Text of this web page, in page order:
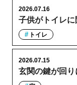
子供がトイレ
2026.07.16
トイレ
玄関の鍵が回
2026.07.15